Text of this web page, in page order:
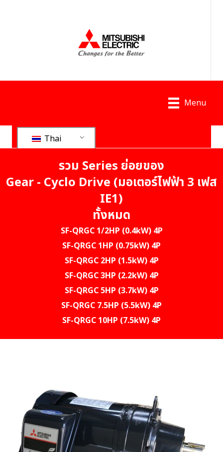
Menu
Thai
รวม Series ย่อยของ
Gear - Cyclo Drive (มอเตอร์ไฟฟ้า 3 เฟส
IE1)
ทั้งหมด
SF-QRGC 1/2HP (0.4kW) 4P
SF-QRGC 1HP (0.75kW) 4P
SF-QRGC 2HP (1.5kW) 4P
SF-QRGC 3HP (2.2kW) 4P
SF-QRGC 5HP (3.7kW) 4P
SF-QRGC 7.5HP (5.5kW) 4P
SF-QRGC 10HP (7.5kW) 4P